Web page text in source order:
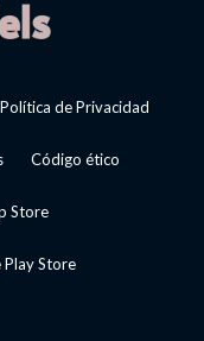
Política de Privacidad
Código ético
Store
Play Store